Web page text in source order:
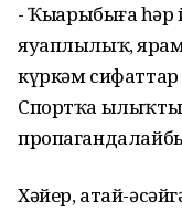
- Ҡыҙҙарыбыҙға
яуаплылыҡ,
күркәм
Спортҡа
Хәйер, атай-